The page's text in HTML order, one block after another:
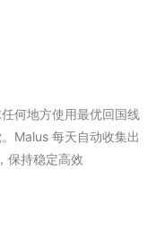
何地方使用最优回国线
Malus 每天自动收集出
保持稳定高效